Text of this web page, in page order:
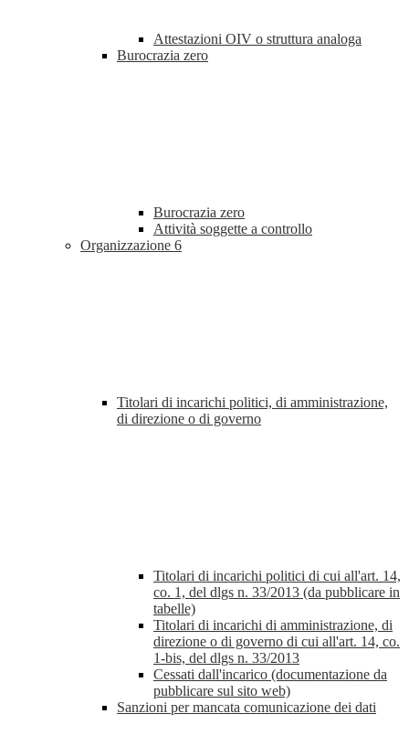
Attestazioni OIV o struttura analoga
Burocrazia zero
Burocrazia zero
Attività soggette a controllo
Organizzazione 6
Titolari di incarichi politici, di amministrazione,
di direzione o di governo
Titolari di incarichi politici di cui all'art. 14,
co. 1, del dlgs n. 33/2013 (da pubblicare in
tabelle)
Titolari di incarichi di amministrazione, di
direzione o di governo di cui all'art. 14, co.
1-bis, del dlgs n. 33/2013
Cessati dall'incarico (documentazione da
pubblicare sul sito web)
Sanzioni per mancata comunicazione dei dati